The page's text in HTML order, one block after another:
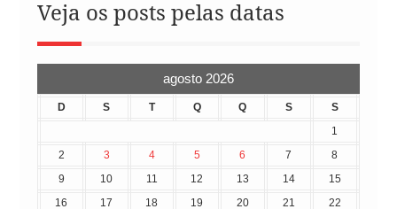
Veja os posts pelas datas
agosto 2026
D S T Q Q S
S
1
2
3 4 5 6 7
8
9
10 11 12 13 14
15
16
17 18 19 20 21
22